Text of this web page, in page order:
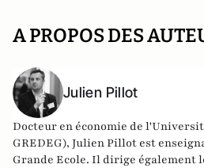
A PROPOS DES
Julien Pillot
Docteur en économie de
GREDEG), Julien Pillot est
Grande Ecole. Il dirige également